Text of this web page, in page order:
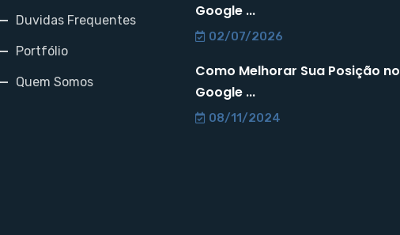
Duvidas Frequentes
Portfólio
Quem Somos
Google ...
02/07/2026
Como Melhorar Sua Posição no
Google ...
08/11/2024